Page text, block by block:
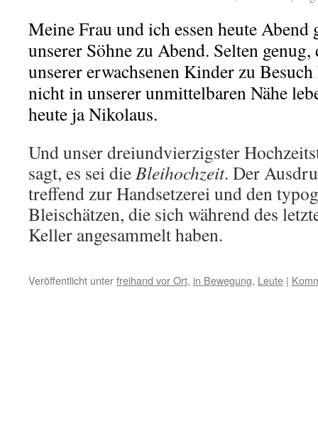
Meine Frau und ich essen heute Abend
unserer Söhne zu Abend. Selten
unserer erwachsenen Kinder zu
nicht in unserer unmittelbaren Nähe
heute ja Nikolaus.
Und unser dreiundvierzigster
sagt, es sei dieBleihochzeit. Der
treffend zur Handsetzerei und den
Bleischätzen, die sich während des
Keller angesammelt haben.
Veröffentlicht unterfreihand vor Ort, in Bewegung, Leute |